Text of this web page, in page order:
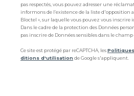
pas respectés, vous pouvez adresser une
informons de l’existence de la liste d'opposition
Bloctel », sur laquelle vous pouvez vous inscrire
Dans le cadre de la protection des Données
pas inscrire de Données sensibles dans le champ
Ce site est protégé par reCAPTCHA, les
ditions d'utilisation de Google s'appliquent.